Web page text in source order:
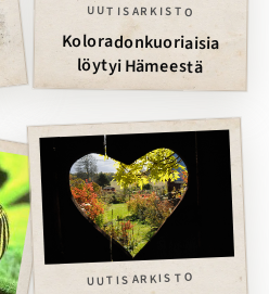
UUTISARKISTO
Koloradonkuoriaisia
löytyi Hämeestä
UUTISARKISTO